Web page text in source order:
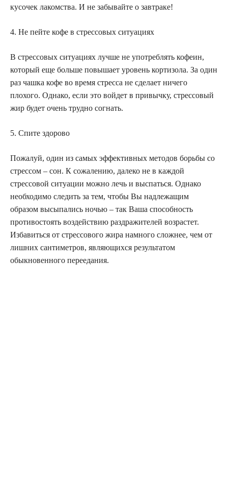
кусочек лакомства. И не забывайте о завтраке!
4. Не пейте кофе в стрессовых ситуациях
В стрессовых ситуациях лучше не употреблять кофеин,
который еще больше повышает уровень кортизола. За один
раз чашка кофе во время стресса не сделает ничего
плохого. Однако, если это войдет в привычку, стрессовый
жир будет очень трудно согнать.
5. Спите здорово
Пожалуй, один из самых эффективных методов борьбы со
стрессом – сон. К сожалению, далеко не в каждой
стрессовой ситуации можно лечь и выспаться. Однако
необходимо следить за тем, чтобы Вы надлежащим
образом высыпались ночью – так Ваша способность
противостоять воздействию раздражителей возрастет.
Избавиться от стрессового жира намного сложнее, чем от
лишних сантиметров, являющихся результатом
обыкновенного переедания.